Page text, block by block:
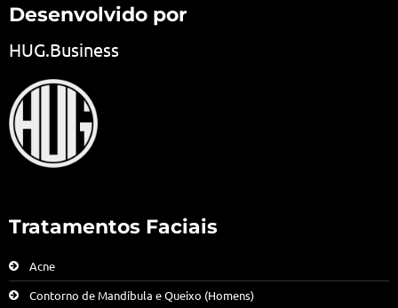
Desenvolvido por
HUG.Business
Tratamentos Faciais
Acne
Contorno de Mandíbula e Queixo (Homens)